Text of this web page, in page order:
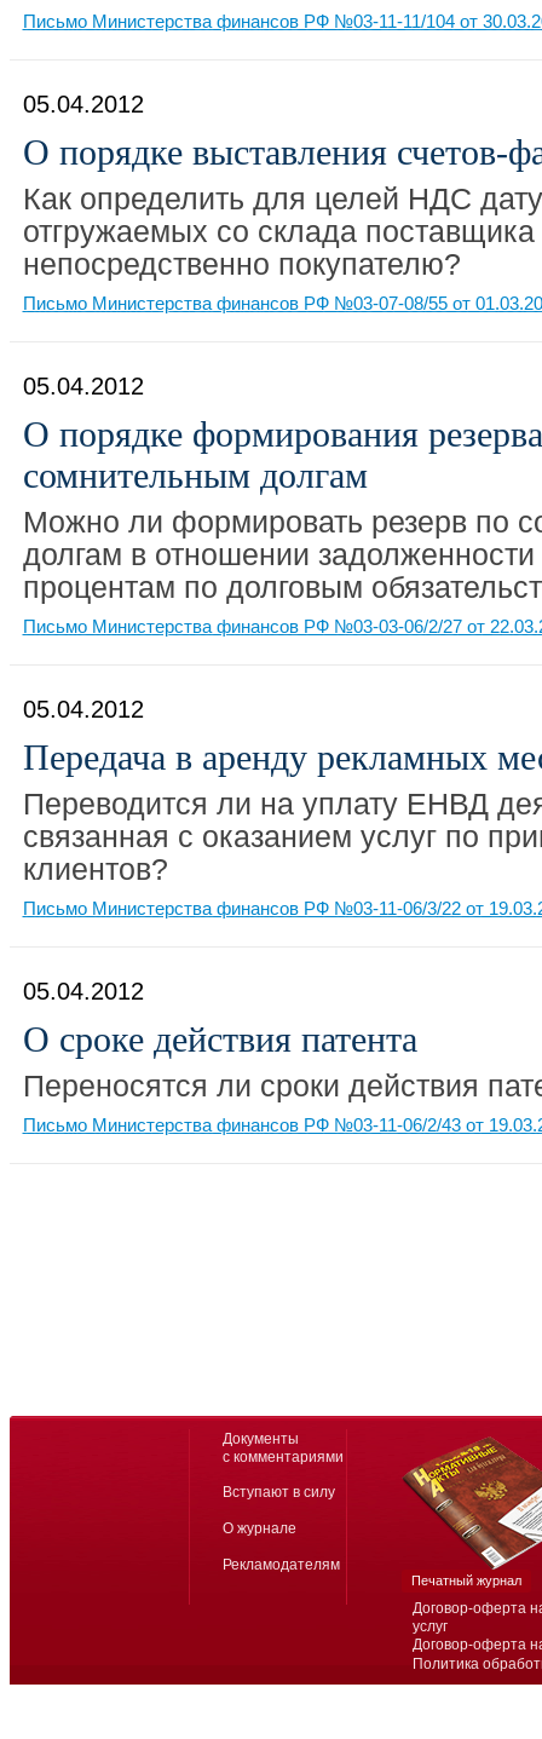
Письмо Министерства финансов РФ №03-11-11/104 от
05.04.2012
О порядке выставления счетов-
Как определить для целей НДС дату
отгружаемых со склада
непосредственно покупателю?
Письмо Министерства финансов РФ №03-07-08/55 от
05.04.2012
О порядке формирования
сомнительным долгам
Можно ли формировать резерв по
долгам в отношении
процентам по долговым
Письмо Министерства финансов РФ №03-03-06/2/27 от
05.04.2012
Передача в аренду рекламных
Переводится ли на уплату ЕНВД
связанная с оказанием услуг по
клиентов?
Письмо Министерства финансов РФ №03-11-06/3/22 от
05.04.2012
О сроке действия патента
Переносятся ли сроки действия
Письмо Министерства финансов РФ №03-11-06/2/43 от
Договор-оферта
услуг
Договор-оферта
Политика
Документы
с комментариями
Вступают в силу
О журнале
Рекламодателям
Печатный журнал